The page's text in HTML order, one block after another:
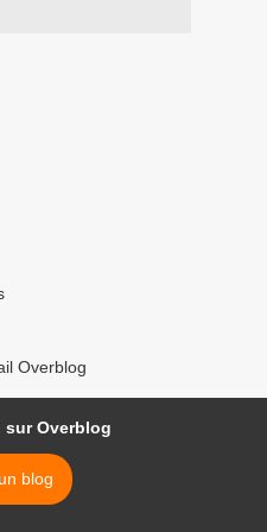
Overblog
sur Overblog
blog